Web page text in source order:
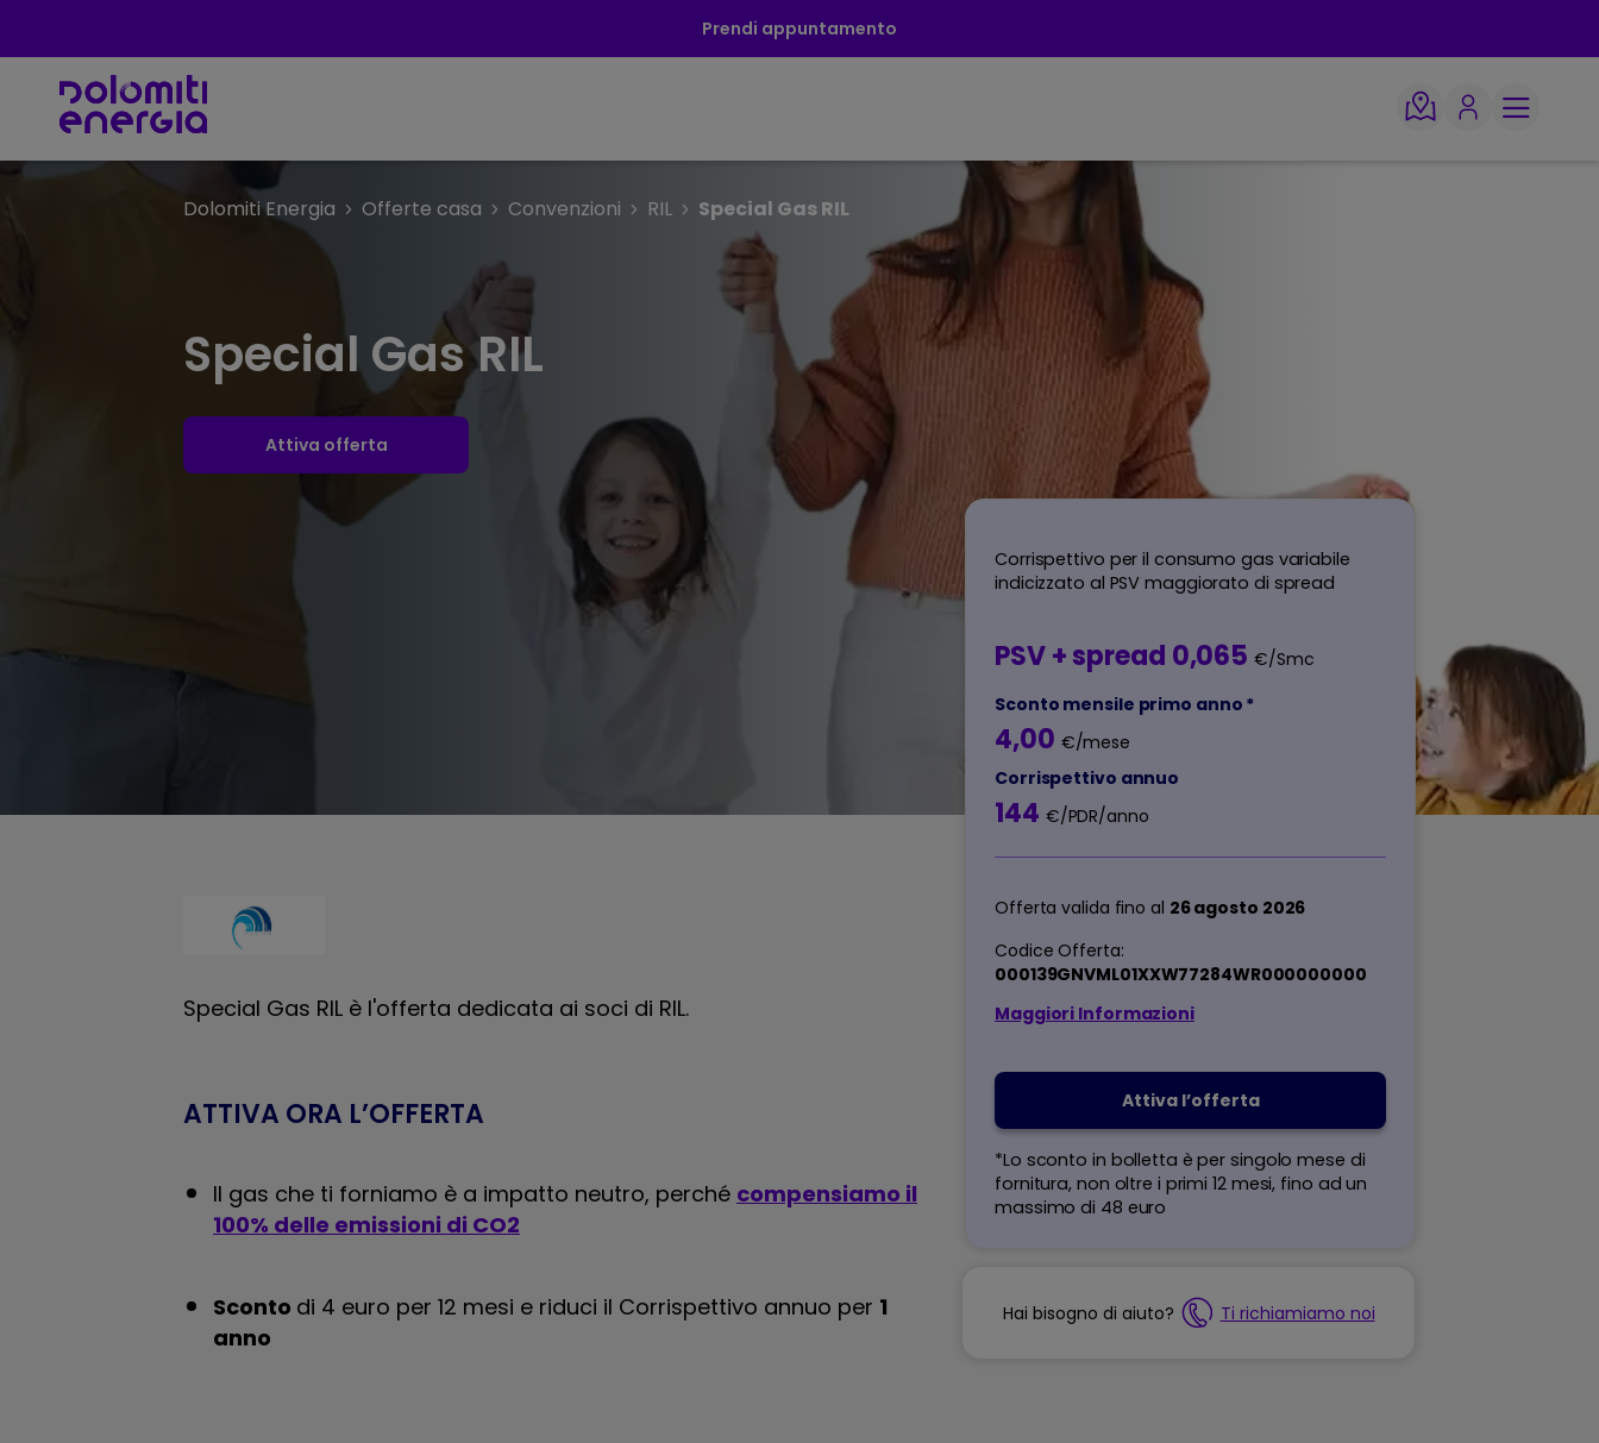
Prendi appuntamento
Dolomiti Energia Offerte casa Convenzioni RIL Special Gas RIL
Special Gas RIL
Attiva offerta
Corrispettivo per il consumo gas variabile
indicizzato al PSV maggiorato di spread
PSV + spread 0,065 €/Smc
Sconto mensile primo anno *
4,00 €/mese
Corrispettivo annuo
144 €/PDR/anno
Offerta valida fino al 26 agosto 2026
Codice Offerta:
000139GNVML01XXW77284WR000000000
Maggiori Informazioni
Attiva l’offerta
*Lo sconto in bolletta è per singolo mese di
fornitura, non oltre i primi 12 mesi, fino ad un
massimo di 48 euro
Hai bisogno di aiuto? Ti richiamiamo noi
Special Gas RIL è l'offerta dedicata ai soci di RIL.
ATTIVA ORA L’OFFERTA
Il gas che ti forniamo è a impatto neutro, perché compensiamo il
100% delle emissioni di CO2
Sconto di 4 euro per 12 mesi e riduci il Corrispettivo annuo per 1
anno